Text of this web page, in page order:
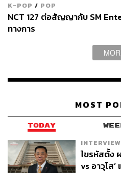
K-POP / POP
NCT 127 ต่อสัญญากับ SM
ทางการ
MOST
TODAY
INTERVIEW
ไขรหัสตั้ง
vs อาวุโส